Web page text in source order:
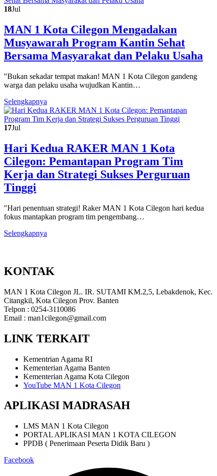
18Jul
MAN 1 Kota Cilegon Mengadakan
Musyawarah Program Kantin Sehat
Bersama Masyarakat dan Pelaku Usaha
"Bukan sekadar tempat makan! MAN 1 Kota Cilegon gandeng
warga dan pelaku usaha wujudkan Kantin…
Selengkapnya
17Jul
Hari Kedua RAKER MAN 1 Kota
Cilegon: Pemantapan Program Tim
Kerja dan Strategi Sukses Perguruan
Tinggi
"Hari penentuan strategi! Raker MAN 1 Kota Cilegon hari kedua
fokus mantapkan program tim pengembang…
Selengkapnya
KONTAK
MAN 1 Kota Cilegon JL. IR. SUTAMI KM.2,5, Lebakdenok, Kec.
Citangkil, Kota Cilegon Prov. Banten
Telpon : 0254-3110086
Email : man1cilegon@gmail.com
LINK TERKAIT
Kementrian Agama RI
Kementerian Agama Banten
Kementerian Agama Kota Cilegon
YouTube MAN 1 Kota Cilegon
APLIKASI MADRASAH
LMS MAN 1 Kota Cilegon
PORTAL APLIKASI MAN 1 KOTA CILEGON
PPDB ( Penerimaan Peserta Didik Baru )
Facebook